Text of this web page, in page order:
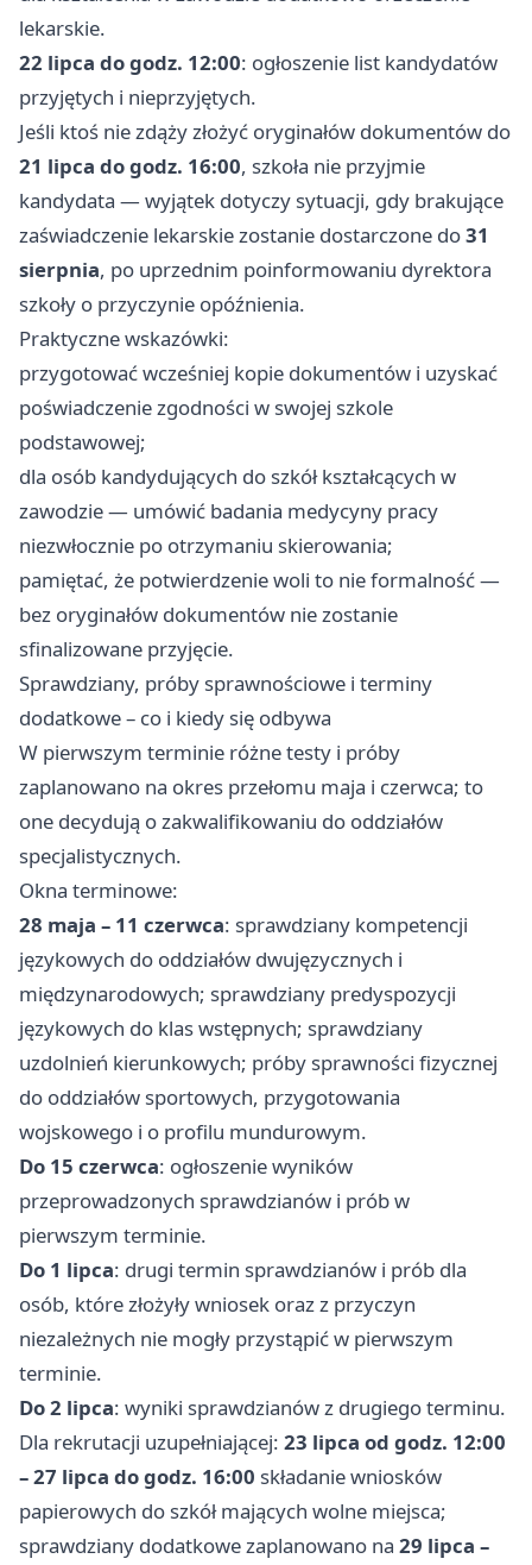
lekarskie.
22 lipca do godz. 12:00: ogłoszenie list kandydatów
przyjętych i nieprzyjętych.
Jeśli ktoś nie zdąży złożyć oryginałów dokumentów do
21 lipca do godz. 16:00, szkoła nie przyjmie
kandydata — wyjątek dotyczy sytuacji, gdy brakujące
zaświadczenie lekarskie zostanie dostarczone do31
sierpnia, po uprzednim poinformowaniu dyrektora
szkoły o przyczynie opóźnienia.
Praktyczne wskazówki:
przygotować wcześniej kopie dokumentów i uzyskać
poświadczenie zgodności w swojej szkole
podstawowej;
dla osób kandydujących do szkół kształcących w
zawodzie — umówić badania medycyny pracy
niezwłocznie po otrzymaniu skierowania;
pamiętać, że potwierdzenie woli to nie formalność —
bez oryginałów dokumentów nie zostanie
sfinalizowane przyjęcie.
Sprawdziany, próby sprawnościowe i terminy
dodatkowe – co i kiedy się odbywa
W pierwszym terminie różne testy i próby
zaplanowano na okres przełomu maja i czerwca; to
one decydują o zakwalifikowaniu do oddziałów
specjalistycznych.
Okna terminowe:
28 maja – 11 czerwca: sprawdziany kompetencji
językowych do oddziałów dwujęzycznych i
międzynarodowych; sprawdziany predyspozycji
językowych do klas wstępnych; sprawdziany
uzdolnień kierunkowych; próby sprawności fizycznej
do oddziałów sportowych, przygotowania
wojskowego i o profilu mundurowym.
Do 15 czerwca: ogłoszenie wyników
przeprowadzonych sprawdzianów i prób w
pierwszym terminie.
Do 1 lipca: drugi termin sprawdzianów i prób dla
osób, które złożyły wniosek oraz z przyczyn
niezależnych nie mogły przystąpić w pierwszym
terminie.
Do 2 lipca: wyniki sprawdzianów z drugiego terminu.
Dla rekrutacji uzupełniającej: 23 lipca od godz. 12:00
– 27 lipca do godz. 16:00 składanie wniosków
papierowych do szkół mających wolne miejsca;
sprawdziany dodatkowe zaplanowano na 29 lipca –